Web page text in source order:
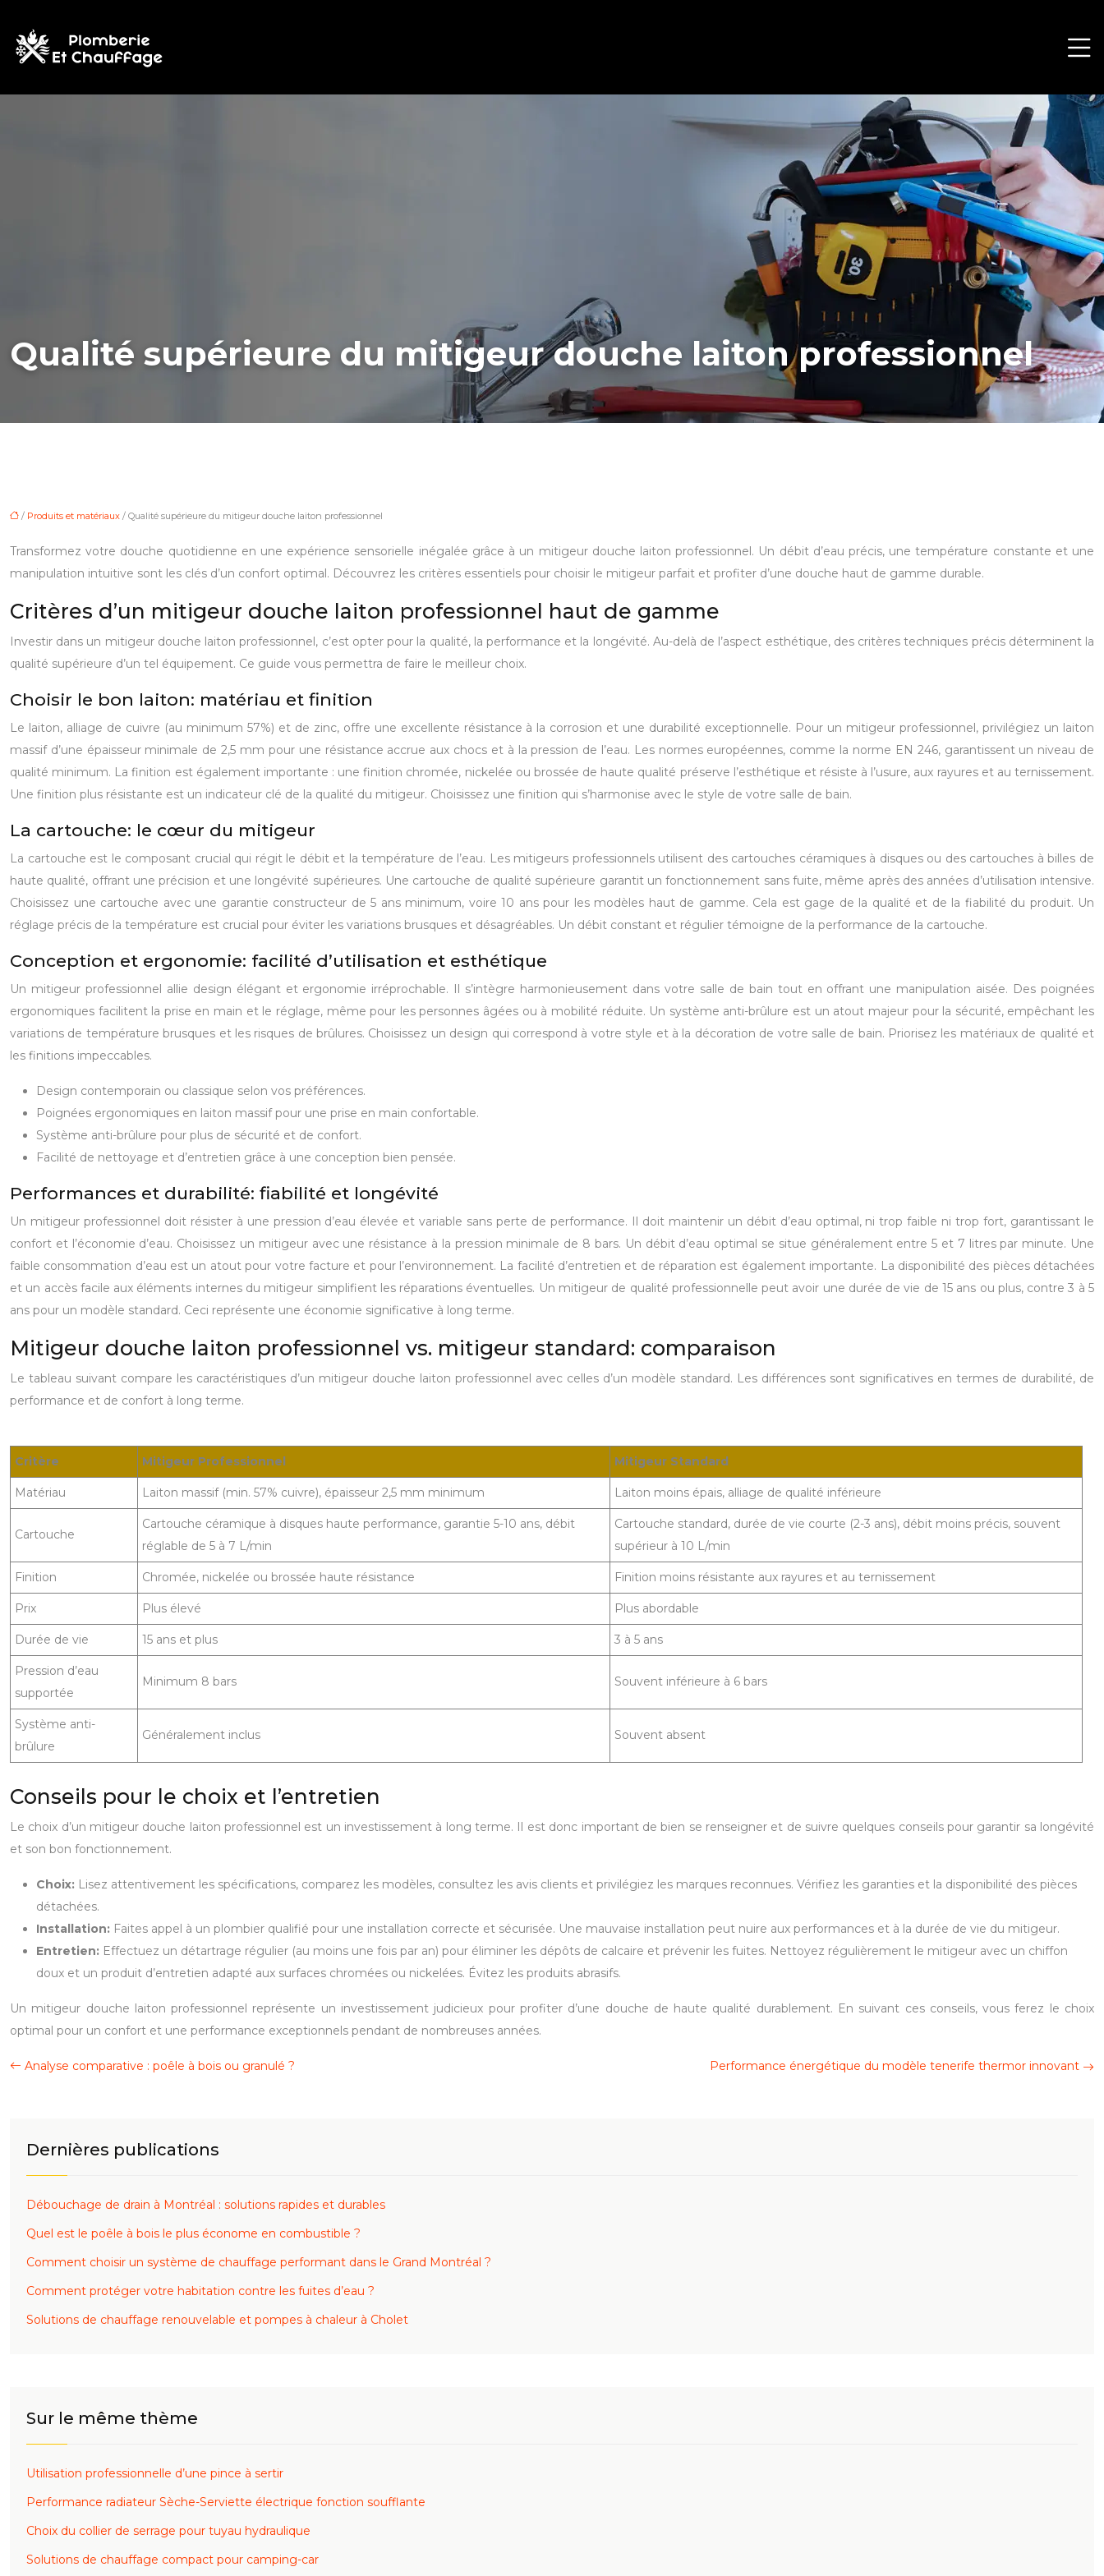
Qualité supérieure du mitigeur douche laiton professionnel
/ Produits et matériaux / Qualité supérieure du mitigeur douche laiton professionnel
Transformez votre douche quotidienne en une expérience sensorielle inégalée grâce à un mitigeur douche laiton professionnel. Un débit d’eau précis, une température constante et une
manipulation intuitive sont les clés d’un confort optimal. Découvrez les critères essentiels pour choisir le mitigeur parfait et profiter d’une douche haut de gamme durable.
Critères d’un mitigeur douche laiton professionnel haut de gamme
Investir dans un mitigeur douche laiton professionnel, c’est opter pour la qualité, la performance et la longévité. Au-delà de l’aspect esthétique, des critères techniques précis déterminent la
qualité supérieure d’un tel équipement. Ce guide vous permettra de faire le meilleur choix.
Choisir le bon laiton: matériau et finition
Le laiton, alliage de cuivre (au minimum 57%) et de zinc, offre une excellente résistance à la corrosion et une durabilité exceptionnelle. Pour un mitigeur professionnel, privilégiez un laiton
massif d’une épaisseur minimale de 2,5 mm pour une résistance accrue aux chocs et à la pression de l’eau. Les normes européennes, comme la norme EN 246, garantissent un niveau de
qualité minimum. La finition est également importante : une finition chromée, nickelée ou brossée de haute qualité préserve l’esthétique et résiste à l’usure, aux rayures et au ternissement.
Une finition plus résistante est un indicateur clé de la qualité du mitigeur. Choisissez une finition qui s’harmonise avec le style de votre salle de bain.
La cartouche: le cœur du mitigeur
La cartouche est le composant crucial qui régit le débit et la température de l’eau. Les mitigeurs professionnels utilisent des cartouches céramiques à disques ou des cartouches à billes de
haute qualité, offrant une précision et une longévité supérieures. Une cartouche de qualité supérieure garantit un fonctionnement sans fuite, même après des années d’utilisation intensive.
Choisissez une cartouche avec une garantie constructeur de 5 ans minimum, voire 10 ans pour les modèles haut de gamme. Cela est gage de la qualité et de la fiabilité du produit. Un
réglage précis de la température est crucial pour éviter les variations brusques et désagréables. Un débit constant et régulier témoigne de la performance de la cartouche.
Conception et ergonomie: facilité d’utilisation et esthétique
Un mitigeur professionnel allie design élégant et ergonomie irréprochable. Il s’intègre harmonieusement dans votre salle de bain tout en offrant une manipulation aisée. Des poignées
ergonomiques facilitent la prise en main et le réglage, même pour les personnes âgées ou à mobilité réduite. Un système anti-brûlure est un atout majeur pour la sécurité, empêchant les
variations de température brusques et les risques de brûlures. Choisissez un design qui correspond à votre style et à la décoration de votre salle de bain. Priorisez les matériaux de qualité et
les finitions impeccables.
Design contemporain ou classique selon vos préférences.
Poignées ergonomiques en laiton massif pour une prise en main confortable.
Système anti-brûlure pour plus de sécurité et de confort.
Facilité de nettoyage et d’entretien grâce à une conception bien pensée.
Performances et durabilité: fiabilité et longévité
Un mitigeur professionnel doit résister à une pression d’eau élevée et variable sans perte de performance. Il doit maintenir un débit d’eau optimal, ni trop faible ni trop fort, garantissant le
confort et l’économie d’eau. Choisissez un mitigeur avec une résistance à la pression minimale de 8 bars. Un débit d’eau optimal se situe généralement entre 5 et 7 litres par minute. Une
faible consommation d’eau est un atout pour votre facture et pour l’environnement. La facilité d’entretien et de réparation est également importante. La disponibilité des pièces détachées
et un accès facile aux éléments internes du mitigeur simplifient les réparations éventuelles. Un mitigeur de qualité professionnelle peut avoir une durée de vie de 15 ans ou plus, contre 3 à 5
ans pour un modèle standard. Ceci représente une économie significative à long terme.
Mitigeur douche laiton professionnel vs. mitigeur standard: comparaison
Le tableau suivant compare les caractéristiques d’un mitigeur douche laiton professionnel avec celles d’un modèle standard. Les différences sont significatives en termes de durabilité, de
performance et de confort à long terme.
Critère Mitigeur Professionnel Mitigeur Standard
Matériau Laiton massif (min. 57% cuivre), épaisseur 2,5 mm minimum Laiton moins épais, alliage de qualité inférieure
Cartouche
Cartouche céramique à disques haute performance, garantie 5-10 ans, débit
réglable de 5 à 7 L/min
Cartouche standard, durée de vie courte (2-3 ans), débit moins précis, souvent
supérieur à 10 L/min
Finition Chromée, nickelée ou brossée haute résistance Finition moins résistante aux rayures et au ternissement
Prix Plus élevé Plus abordable
Durée de vie 15 ans et plus 3 à 5 ans
Pression d’eau
supportée
Minimum 8 bars Souvent inférieure à 6 bars
Système anti-
brûlure
Généralement inclus Souvent absent
Conseils pour le choix et l’entretien
Le choix d’un mitigeur douche laiton professionnel est un investissement à long terme. Il est donc important de bien se renseigner et de suivre quelques conseils pour garantir sa longévité
et son bon fonctionnement.
Choix: Lisez attentivement les spécifications, comparez les modèles, consultez les avis clients et privilégiez les marques reconnues. Vérifiez les garanties et la disponibilité des pièces
détachées.
Installation: Faites appel à un plombier qualifié pour une installation correcte et sécurisée. Une mauvaise installation peut nuire aux performances et à la durée de vie du mitigeur.
Entretien: Effectuez un détartrage régulier (au moins une fois par an) pour éliminer les dépôts de calcaire et prévenir les fuites. Nettoyez régulièrement le mitigeur avec un chiffon
doux et un produit d’entretien adapté aux surfaces chromées ou nickelées. Évitez les produits abrasifs.
Un mitigeur douche laiton professionnel représente un investissement judicieux pour profiter d’une douche de haute qualité durablement. En suivant ces conseils, vous ferez le choix
optimal pour un confort et une performance exceptionnels pendant de nombreuses années.
Analyse comparative : poêle à bois ou granulé ? Performance énergétique du modèle tenerife thermor innovant
Dernières publications
Débouchage de drain à Montréal : solutions rapides et durables
Quel est le poêle à bois le plus économe en combustible ?
Comment choisir un système de chauffage performant dans le Grand Montréal ?
Comment protéger votre habitation contre les fuites d’eau ?
Solutions de chauffage renouvelable et pompes à chaleur à Cholet
Sur le même thème
Utilisation professionnelle d’une pince à sertir
Performance radiateur Sèche-Serviette électrique fonction soufflante
Choix du collier de serrage pour tuyau hydraulique
Solutions de chauffage compact pour camping-car